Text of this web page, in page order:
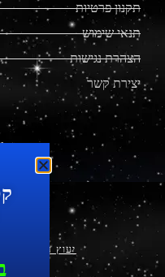
תקנון פרטיות
תנאי שימוש
הצהרת נגישות
יצירת קשר
מוצרים
יעוץ עסקי ושיווק